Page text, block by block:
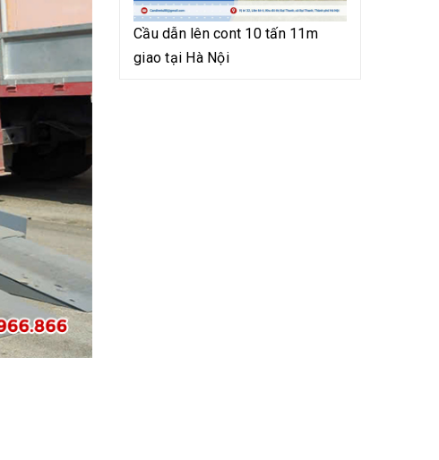
Cầu dẫn lên cont 10 tấn 11m
giao tại Hà Nội